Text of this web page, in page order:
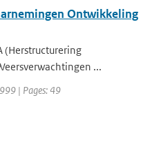
Ontwikkeling
(Herstructurering
...
| Pages: 49